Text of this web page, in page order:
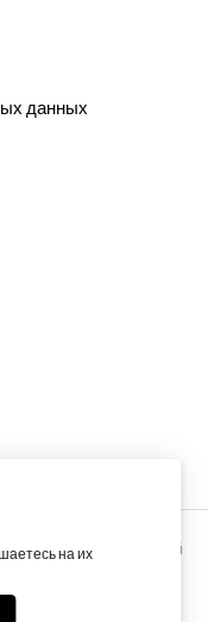
данных
акварель ручной
растительных,
на их